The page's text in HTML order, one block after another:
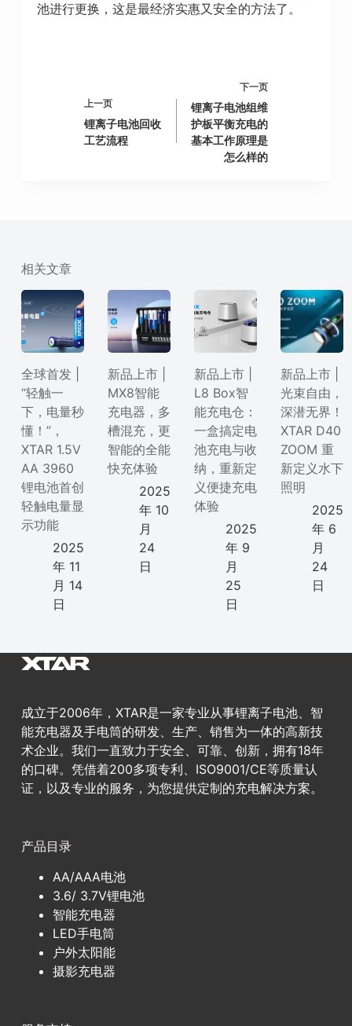
池进行更换，这是最经济实惠又安全的方法了。
上一页
锂离子电池回收
工艺流程
下一页
锂离子电池组维
护板平衡充电的
基本工作原理是
怎么样的
相关文章
全球首发 |
“轻触一
下，电量秒
懂！”，
XTAR 1.5V
AA 3960
锂电池首创
轻触电量显
示功能
2025
年 11
月 14
日
新品上市 |
MX8智能
充电器，多
槽混充，更
智能的全能
快充体验
2025
年 10
月
24
日
新品上市 |
L8 Box智
能充电仓：
一盒搞定电
池充电与收
纳，重新定
义便捷充电
体验
2025
年 9
月
25
日
新品上市 |
光束自由，
深潜无界！
XTAR D40
ZOOM 重
新定义水下
照明
2025
年 6
月
24
日
成立于2006年，XTAR是一家专业从事锂离子电池、智
能充电器及手电筒的研发、生产、销售为一体的高新技
术企业。我们一直致力于安全、可靠、创新，拥有18年
的口碑。凭借着200多项专利、ISO9001/CE等质量认
证，以及专业的服务，为您提供定制的充电解决方案。
产品目录
AA/AAA电池
3.6/ 3.7V锂电池
智能充电器
LED手电筒
户外太阳能
摄影充电器